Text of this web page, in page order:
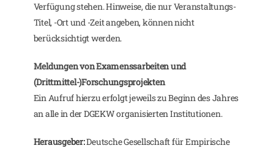
Verfügung stehen. Hinweise, die nur Veranstaltungs-
Titel, -Ort und -Zeit angeben, können nicht
berücksichtigt werden.
Meldungen von Examenssarbeiten und
(Drittmittel-)Forschungsprojekten
Ein Aufruf hierzu erfolgt jeweils zu Beginn des Jahres
an alle in der DGEKW organisierten Institutionen.
Herausgeber:Deutsche Gesellschaft für Empirische